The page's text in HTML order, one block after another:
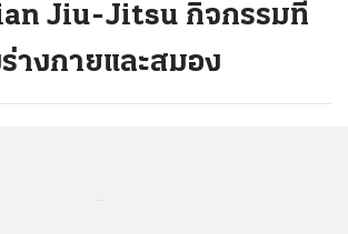
Jiu-Jitsu กิจกรรมที่
างกายและสมอง